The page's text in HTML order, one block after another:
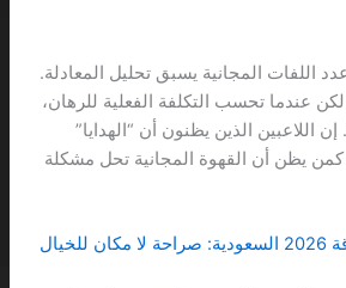
اللفات المجانية يسبق تحليل المعادلة.
لكن عندما تحسب التكلفة الفعلية للرهان،
اللاعبين الذين يظنون أن “الهدايا”
كمن يظن أن القهوة المجانية تحل مشكلة